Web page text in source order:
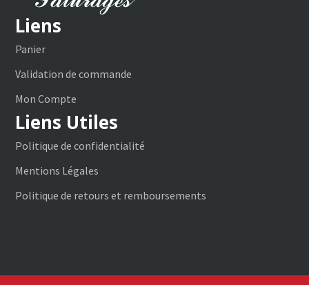
Liens
Panier
Validation de commande
Mon Compte
Liens Utiles
Politique de confidentialité
Mentions Légales
Politique de retours et remboursements